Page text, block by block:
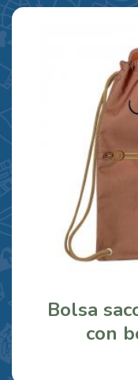
Bolsa
con